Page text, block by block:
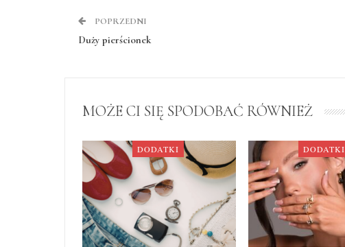
POPRZEDNI
Duży pierścionek
MOŻE CI SIĘ SPODOBAĆ RÓWNIEŻ
DODATKI DODATKI